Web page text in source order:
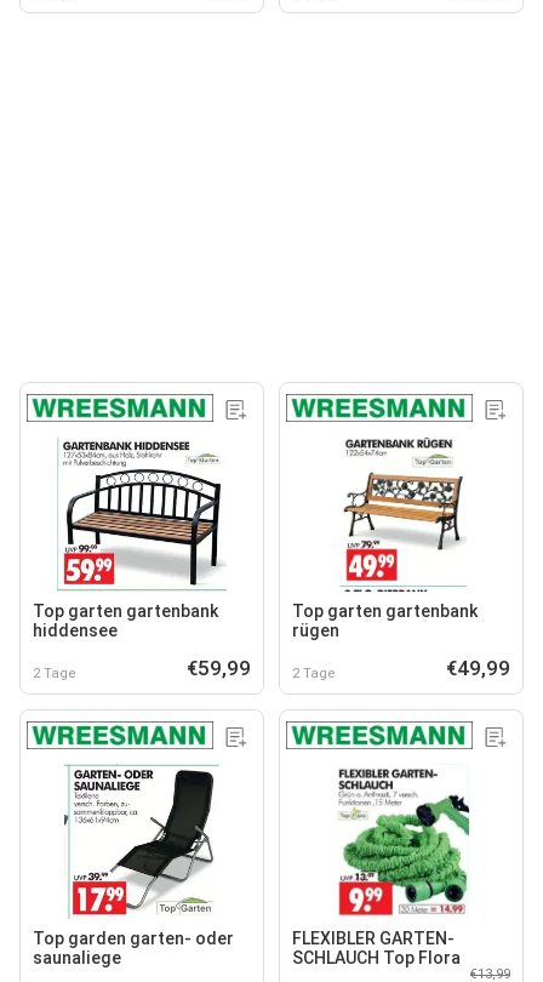
Top garten gartenbank
hiddensee
2 Tage €59,99
Top garten gartenbank
rügen
2 Tage €49,99
Top garden garten- oder
saunaliege
FLEXIBLER GARTEN-
SCHLAUCH Top Flora
€13,99